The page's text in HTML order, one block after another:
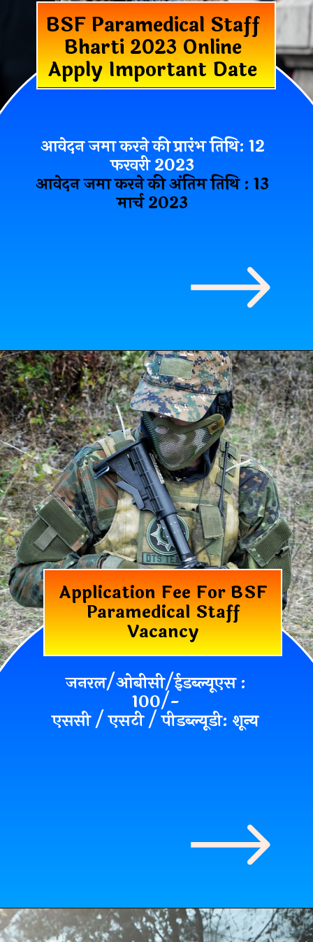
BSF Paramedical Staff
Bharti 2023 Online
Apply Important Date
आवेदन जमा करने की प्रारंभ तिथि: 12
फरवरी 2023
आवेदन जमा करने की अंतिम तिथि : 13
मार्च 2023
Application Fee ForBSF
Paramedical Staff
Vacancy
जनरल/ओबीसी/ईडब्ल्यूएस :
100/-
एससी / एसटी / पीडब्ल्यूडी: शून्य